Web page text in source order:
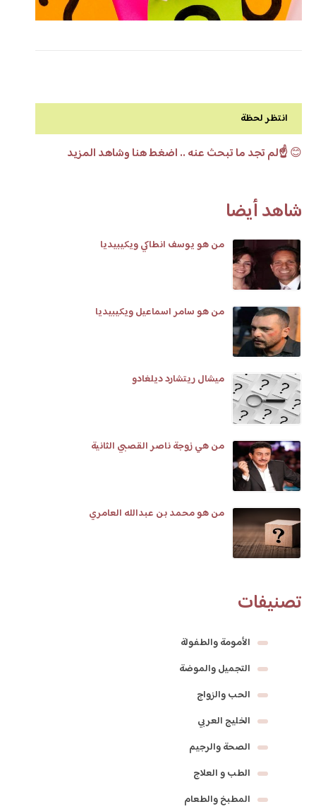
انتظر لحظة
😊☝️لم تجد ما تبحث عنه .. اضغط هنا وشاهد المزيد
شاهد أيضا
من هو يوسف انطاكي ويكيبيديا
من هو سامر اسماعيل ويكيبيديا
ميشال ريتشارد ديلغادو
من هي زوجة ناصر القصبي الثانية
من هو محمد بن عبدالله العامري
تصنيفات
الأمومة والطفولة
التجميل والموضة
الحب والزواج
الخليج العربي
الصحة والرجيم
الطب و العلاج
المطبخ والطعام